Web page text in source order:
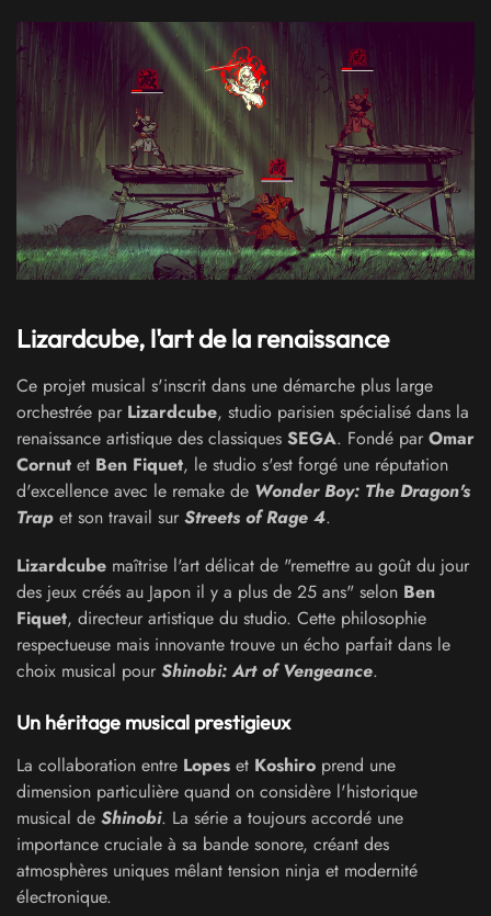
Lizardcube, l'art de la renaissance
Ce projet musical s'inscrit dans une démarche plus large
orchestrée par Lizardcube, studio parisien spécialisé dans la
renaissance artistique des classiques SEGA. Fondé par Omar
Cornut et Ben Fiquet, le studio s'est forgé une réputation
d'excellence avec le remake de Wonder Boy: The Dragon's
Trap et son travail sur Streets of Rage 4.
Lizardcube maîtrise l'art délicat de "remettre au goût du jour
des jeux créés au Japon il y a plus de 25 ans" selon Ben
Fiquet, directeur artistique du studio. Cette philosophie
respectueuse mais innovante trouve un écho parfait dans le
choix musical pour Shinobi: Art of Vengeance.
Un héritage musical prestigieux
La collaboration entre Lopes et Koshiro prend une
dimension particulière quand on considère l'historique
musical de Shinobi. La série a toujours accordé une
importance cruciale à sa bande sonore, créant des
atmosphères uniques mêlant tension ninja et modernité
électronique.